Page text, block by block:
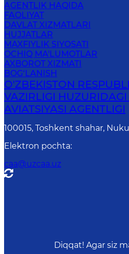
AGENTLIK HAQIDA
FAOLIYAT
DAVLAT XIZMATLARI
HUJJATLAR
MAXFIYLIK SIYOSATI
OCHIQ MA'LUMOTLAR
AXBOROT XIZMATI
BOG‘LANISH
O'ZBEKISTON
VAZIRLIGI
AVIATSIYASI AGENTLIGI
100015, Toshkent shahar,
Elektron pochta:
caa@uzcaa.uz
Diqqat! Agar siz